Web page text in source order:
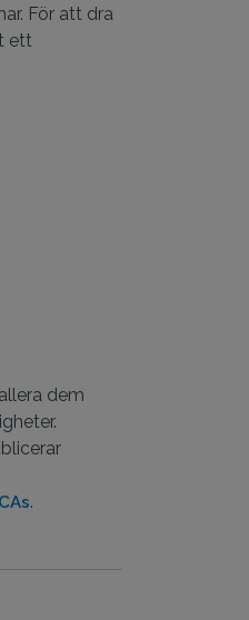
För att dra
ett
dem
.